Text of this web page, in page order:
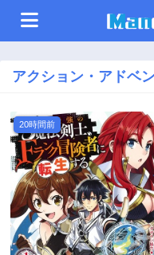
アクション・アドベ
20時間前